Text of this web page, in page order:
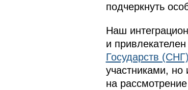
подчеркнуть
Наш
и
Государств (СНГ)
участниками,
на